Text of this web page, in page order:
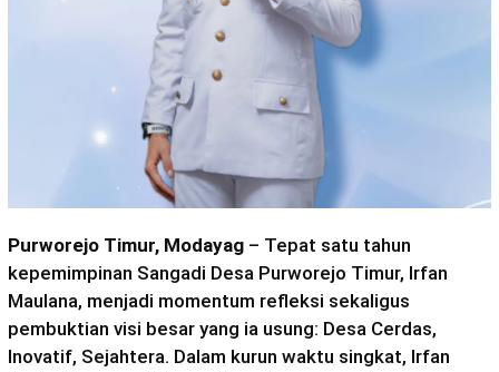
Purworejo Timur, Modayag – Tepat satu tahun
kepemimpinan Sangadi Desa Purworejo Timur, Irfan
Maulana, menjadi momentum refleksi sekaligus
pembuktian visi besar yang ia usung: Desa Cerdas,
Inovatif, Sejahtera. Dalam kurun waktu singkat, Irfan